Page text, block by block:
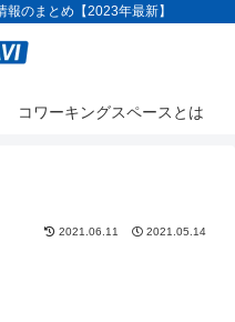
のまとめ【2023年最新】
コワーキングスペースとは
2021.06.11 2021.05.14